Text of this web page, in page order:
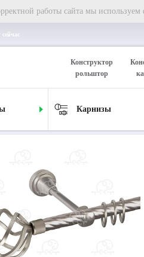
работы сайта мы
Конструктор
рольштор
Карнизы